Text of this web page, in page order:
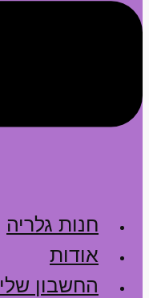
חנות גלריה
אודות
החשבון שלי